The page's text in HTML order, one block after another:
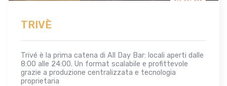
TRIVÈ
Trivé è la prima catena di All Day Bar: locali aperti dalle
8:00 alle 24:00. Un format scalabile e profittevole
grazie a produzione centralizzata e tecnologia
proprietaria